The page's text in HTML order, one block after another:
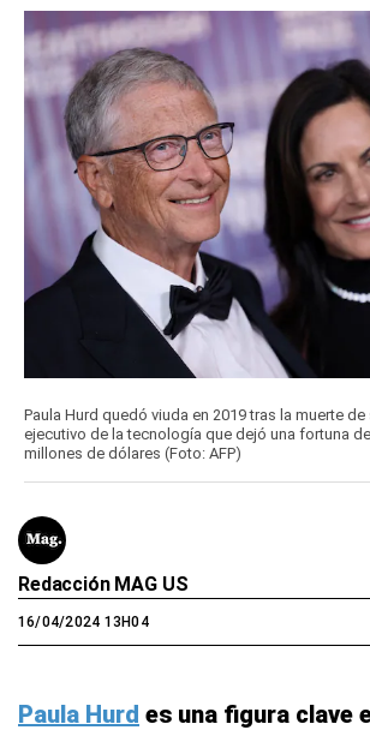
Paula Hurd quedó viuda en 2019 tras la muerte
ejecutivo de la tecnología que dejó una fortuna
millones de dólares (Foto: AFP)
Redacción MAG US
16/04/2024 13H04
Paula Hurd es una figura clave